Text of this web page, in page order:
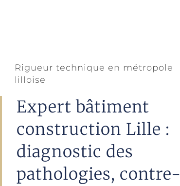
Rigueur technique en métropole
lilloise
Expert bâtiment
construction Lille :
diagnostic des
pathologies, contre-